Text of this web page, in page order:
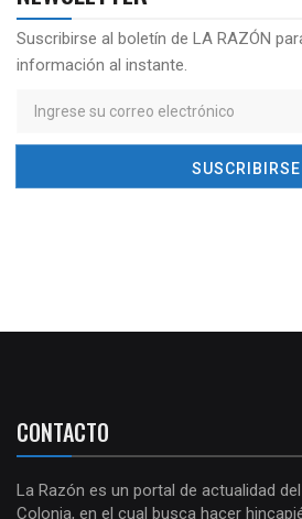
Suscribirse al boletín de LA RAZÓN
información al instante.
CONTACTO
La Razón es un portal de actualidad
Colonia, en el cual busca hacer